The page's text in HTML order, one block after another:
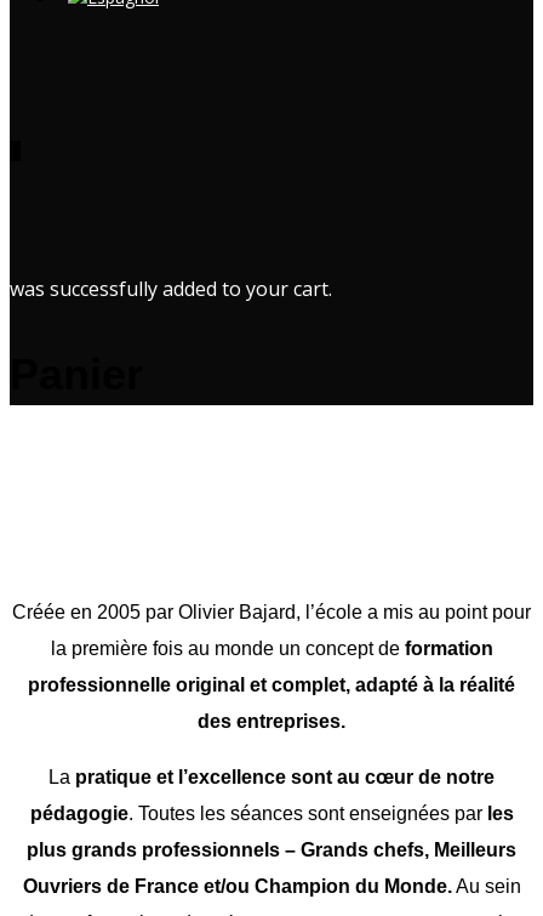
was successfully added to your cart.
Créée en 2005 par Olivier Bajard, l’école a mis au point pour
la première fois au monde un concept de formation
professionnelle original et complet, adapté à la réalité
des entreprises.
La pratique et l’excellence sont au cœur de notre
pédagogie. Toutes les séances sont enseignées par les
plus grands professionnels – Grands chefs, Meilleurs
Ouvriers de France et/ou Champion du Monde.Au sein